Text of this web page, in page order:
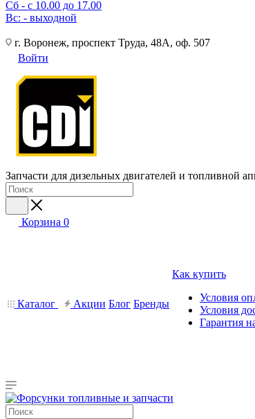
Сб - с 10.00 до 17.00
Вс: - выходной
г. Воронеж, проспект Труда, 48А, оф. 507
Войти
Запчасти для дизельных двигателей и топливной
Корзина 0
Каталог Акции Блог Бренды
Как купить
Условия
Условия
Гарантия